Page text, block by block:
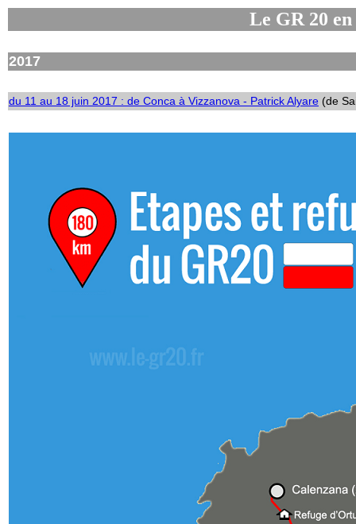
Le GR 20 en
2017
du 11 au 18 juin 2017 : de Conca à Vizzanova - Patrick Alyare (de